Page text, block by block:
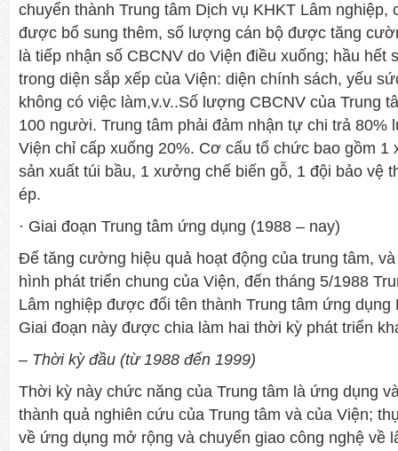
chuyển thành Trung tâm Dịch vụ KHKT Lâm nghiệp,
được bổ sung thêm, số lượng cán bộ được tăng
là tiếp nhận số CBCNV do Viện điều xuống; hầu hết
trong diện sắp xếp của Viện: diện chính sách, yếu
không có việc làm,v.v..Số lượng CBCNV của Trung
100 ngư­ời. Trung tâm phải đảm nhận tự chi trả 80%
Viện chỉ cấp xuống 20%. Cơ cấu tổ chức bao gồm
sản xuất túi bầu, 1 xư­ởng chế biến gỗ, 1 đội bảo vệ
ép.
· Giai đoạn Trung tâm ứng dụng (1988 – nay)
Để tăng cường hiệu quả hoạt động của trung tâm,
hình phát triển chung của Viện, đến tháng 5/1988
Lâm nghiệp được đổi tên thành Trung tâm ứng dụng
Giai đoạn này được chia làm hai thời kỳ phát triển
– Thời kỳ đầu (từ 1988 đến 1999)
Thời kỳ này chức năng của Trung tâm là ứng dụng
thành quả nghiên cứu của Trung tâm và của Viện;
về ứng dụng mở rộng và chuyển giao công nghệ về